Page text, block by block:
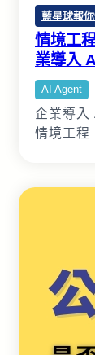
藍星球報你
情境工
業導入
AI Agent
企業導入
情境工